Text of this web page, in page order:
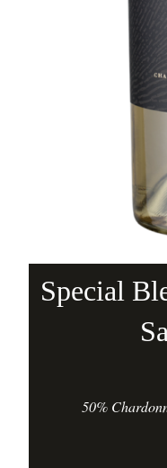
Special
50%